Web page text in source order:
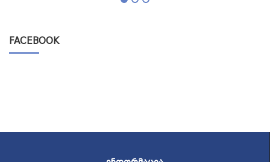
FACEBOOK